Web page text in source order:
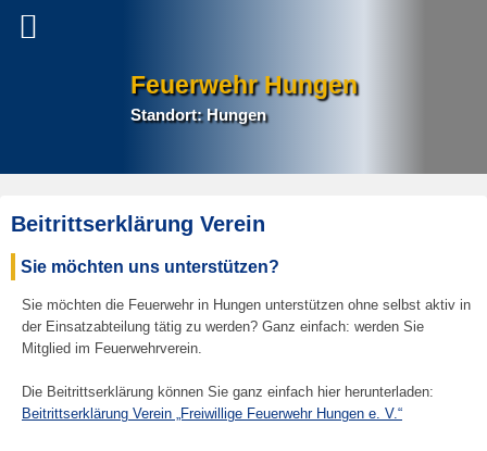
Feuerwehr Hungen
Standort: Hungen
Beitrittserklärung Verein
E
r
Sie möchten uns unterstützen?
Sie möchten die Feuerwehr in Hungen unterstützen ohne selbst aktiv in
der Einsatzabteilung tätig zu werden? Ganz einfach: werden Sie
Mitglied im Feuerwehrverein.
Die Beitrittserklärung können Sie ganz einfach hier herunterladen:
Beitrittserklärung Verein „Freiwillige Feuerwehr Hungen e. V.“